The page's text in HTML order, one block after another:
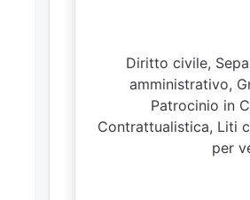
Diritto civile,
amministrativo,
Patrocinio in
Contrattualistica, Liti
per